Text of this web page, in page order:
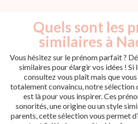
Quels sont les
similaires à
Vous hésitez sur le prénom parfait ?
similaires pour élargir vos idées ! Si
consultez vous plaît mais que vous
totalement convaincu, notre sélection
est là pour vous inspirer. Ces
sonorités, une origine ou un style
parents, cette sélection vous permet